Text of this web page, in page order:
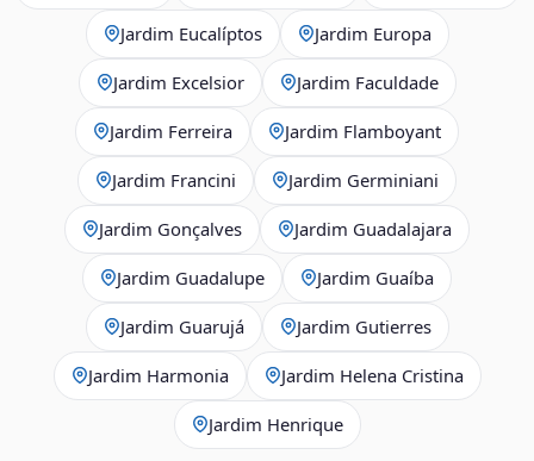
Jardim Eucalíptos Jardim Europa
Jardim Excelsior Jardim Faculdade
Jardim Ferreira Jardim Flamboyant
Jardim Francini Jardim Germiniani
Jardim Gonçalves Jardim Guadalajara
Jardim Guadalupe Jardim Guaíba
Jardim Guarujá Jardim Gutierres
Jardim Harmonia Jardim Helena Cristina
Jardim Henrique